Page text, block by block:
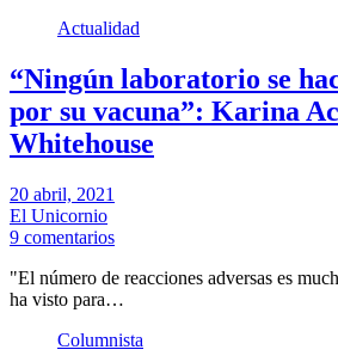
Actualidad
“Ningún laboratorio se
por su vacuna”: Karina
Whitehouse
20 abril, 2021
El Unicornio
9 comentarios
"El número de reacciones adversas es
ha visto para…
Columnista